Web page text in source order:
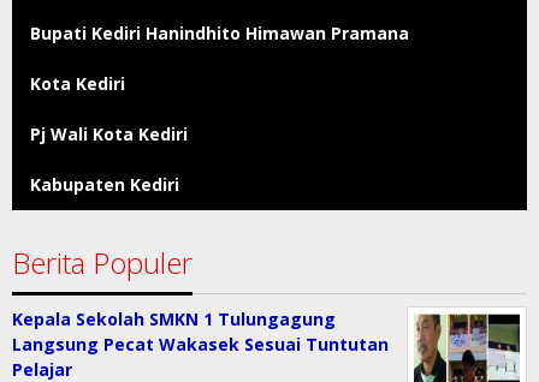
Bupati Kediri Hanindhito Himawan Pramana
Kota Kediri
Pj Wali Kota Kediri
Kabupaten Kediri
Berita Populer
Kepala Sekolah SMKN 1 Tulungagung
Langsung Pecat Wakasek Sesuai Tuntutan
Pelajar